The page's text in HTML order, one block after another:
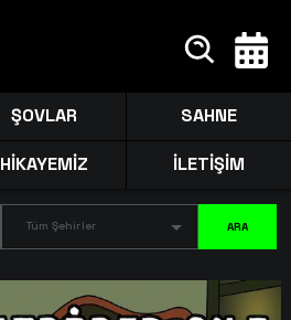
ŞOVLAR SAHNE
HİKAYEMİZ İLETİŞİM
Tüm Şehirler ARA